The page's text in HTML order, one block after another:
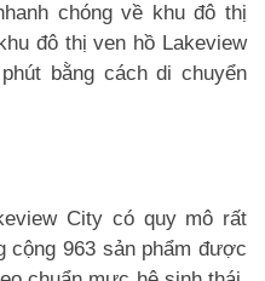
chóng về khu đô thị
đô thị ven hồ Lakeview
bằng cách di chuyển
City có quy mô rất
cộng 963 sản phẩm được